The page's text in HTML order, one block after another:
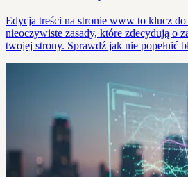
Edycja treści na stronie www to klucz do
nieoczywiste zasady, które zdecydują o
twojej strony. Sprawdź jak nie popełnić